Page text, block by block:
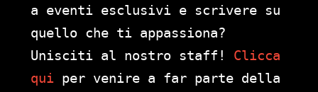
a eventi esclusivi e scrivere su
quello che ti appassiona?
Unisciti al nostro staff! Clicca
qui per venire a far parte della